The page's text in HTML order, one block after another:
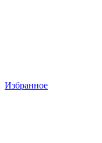
Избранное